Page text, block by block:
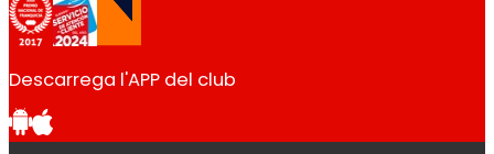
Descarrega l'APP del club